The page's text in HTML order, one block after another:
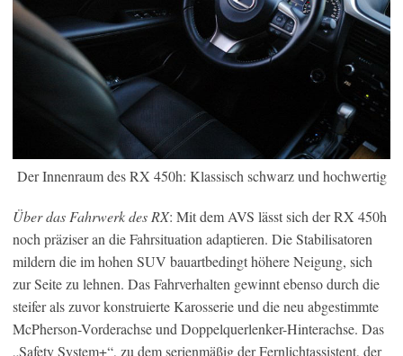
Der Innenraum des RX 450h: Klassisch schwarz und hochwertig
Über das Fahrwerk des RX: Mit dem AVS lässt sich der RX 450h
noch präziser an die Fahrsituation adaptieren. Die Stabilisatoren
mildern die im hohen SUV bauartbedingt höhere Neigung, sich
zur Seite zu lehnen. Das Fahrverhalten gewinnt ebenso durch die
steifer als zuvor konstruierte Karosserie und die neu abgestimmte
McPherson-Vorderachse und Doppelquerlenker-Hinterachse. Das
„Safety System+“, zu dem serienmäßig der Fernlichtassistent, der